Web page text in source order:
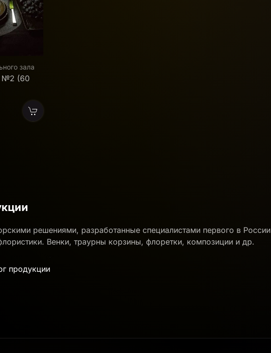
зала
№2 (60
решениями, разработанные специалистами первого в России
Венки, траурны корзины, флоретки, композиции и др.
продукции